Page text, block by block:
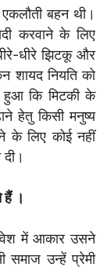
बहन थी।
करवाने के लिए
धीरे झिटकू और
शायद नियति को
हुआ कि मिटकी के
हेतु किसी मनुष्य
के लिए कोई नहीं
हैं ।
में आकार उसने
समाज उन्हें प्रेमी